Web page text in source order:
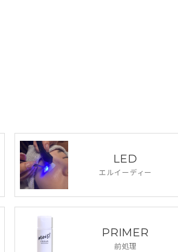
LED
エルイーディー
PRIMER
前処理